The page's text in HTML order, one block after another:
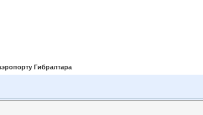
Гибралтара